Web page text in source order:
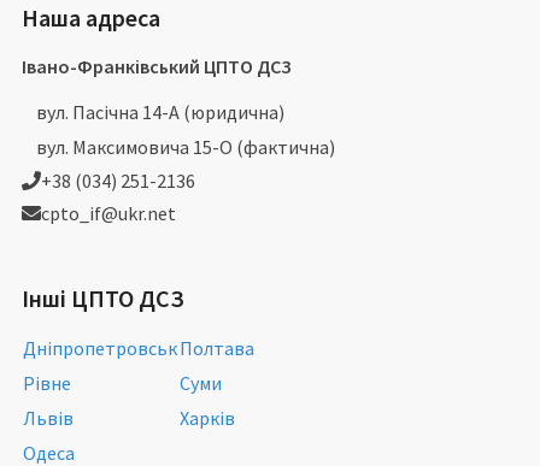
Наша адреса
Івано-Франківський ЦПТО ДСЗ
вул. Пасічна 14-А (юридична)
вул. Максимовича 15-О (фактична)
+38 (034) 251-2136
cpto_if@ukr.net
Інші ЦПТО ДСЗ
ДніпропетровськПолтава
Рівне
Суми
Львів
Харків
Одеса